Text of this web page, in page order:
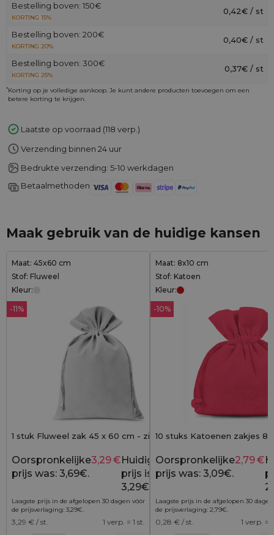
Bestelling boven: 150€
KORTING 15%
0,42€ / st
Bestelling boven: 200€
KORTING 20%
0,40€ / st
Bestelling boven: 300€
KORTING 25%
0,37€ / st
*Korting op je volledige aankoop. Je kunt andere producten toevoegen om een
betere korting te krijgen.
Laatste op voorraad (118 verp.)
Verzending binnen 24 uur
Bedrukte verzending: 5-10 werkdagen
Betaalmethoden
Maak gebruik van de huidige kansen
Maat: 45x60 cm
Stof: Fluweel
Kleur:
-11%
1 stuk Fluweel zak 45 x 60 cm - zilver
3,69 €
Oorspronkelijke
prijs was: 3,69€.
3,29€Huidige
prijs is:
3,29€.
Laagste prijs in de afgelopen 30 dagen vóór
de prijsverlaging: 3,29€.
3,29 € / st. 1 verp. = 1 st.
Maat: 8x10 cm
Stof: Katoen
Kleur:
-10%
10 stuks Katoenen zakjes 8
Oorspronkelijke
prijs was: 3,09€.
2,79€
Laagste prijs in de afgelopen 30
de prijsverlaging: 2,79€.
0,28 € / st. 1 verp. =